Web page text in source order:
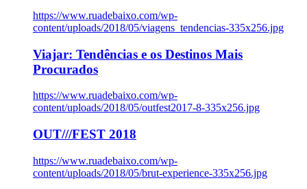
https://www.ruadebaixo.com/wp-
content/uploads/2018/05/viagens_tendencias-335x256.jpg
Viajar: Tendências e os Destinos Mais
Procurados
https://www.ruadebaixo.com/wp-
content/uploads/2018/05/outfest2017-8-335x256.jpg
OUT///FEST 2018
https://www.ruadebaixo.com/wp-
content/uploads/2018/05/brut-experience-335x256.jpg